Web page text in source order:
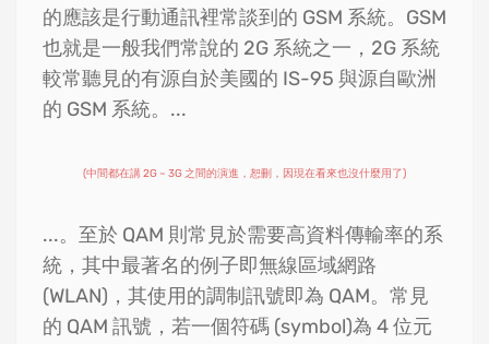
的應該是行動通訊裡常談到的 GSM 系統。GSM
也就是一般我們常說的 2G 系統之一，2G 系統
較常聽見的有源自於美國的 IS-95 與源自歐洲
的 GSM 系統。...
(中間都在講 2G ~ 3G 之間的演進，恕刪，因現在看來也沒什麼用了)
...。至於 QAM 則常見於需要高資料傳輸率的系
統，其中最著名的例子即無線區域網路
(WLAN)，其使用的調制訊號即為 QAM。常見
的 QAM 訊號，若一個符碼 (symbol)為 4 位元